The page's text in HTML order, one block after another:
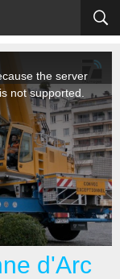
d'Arc